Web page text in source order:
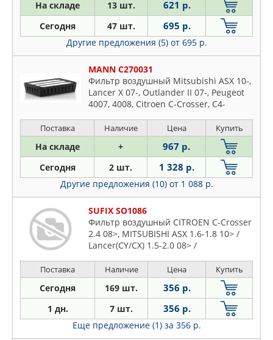
На складе 13 шт. 621 р.
Сегодня 47 шт. 695 р.
Другие предложения (5) от 695 р.
MANN C270031
Фильтр воздушный Mitsubishi ASX 10-,
Lancer X 07-, Outlander II 07-, Peugeot
4007, 4008, Citroen C-Crosser, C4-
Поставка Наличие Цена Купить
На складе + 967 р.
Сегодня 2 шт. 1 328 р.
Другие предложения (10) от 1 088 р.
SUFIX SO1086
Фильтр воздушный CITROEN C-Crosser
2.4 08>, MITSUBISHI ASX 1.6-1.8 10> /
Lancer(CY/CX) 1.5-2.0 08> /
Поставка Наличие Цена Купить
Сегодня 169 шт. 356 р.
1 дн. 7 шт. 356 р.
Еще предложение (1) за 356 р.